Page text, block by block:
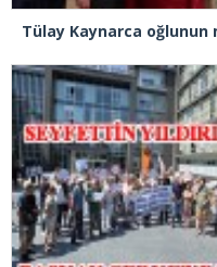
Tülay Kaynarca